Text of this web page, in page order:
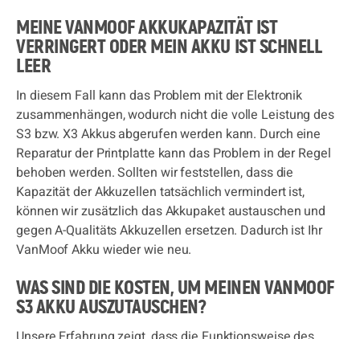
MEINE VANMOOF AKKUKAPAZITÄT IST
VERRINGERT ODER MEIN AKKU IST SCHNELL
LEER
In diesem Fall kann das Problem mit der Elektronik
zusammenhängen, wodurch nicht die volle Leistung des
S3 bzw. X3 Akkus abgerufen werden kann. Durch eine
Reparatur der Printplatte kann das Problem in der Regel
behoben werden. Sollten wir feststellen, dass die
Kapazität der Akkuzellen tatsächlich vermindert ist,
können wir zusätzlich das Akkupaket austauschen und
gegen A-Qualitäts Akkuzellen ersetzen. Dadurch ist Ihr
VanMoof Akku wieder wie neu.
WAS SIND DIE KOSTEN, UM MEINEN VANMOOF
S3 AKKU AUSZUTAUSCHEN?